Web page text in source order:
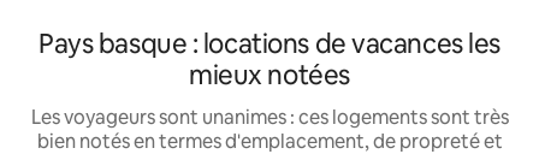
Pays basque : locations de vacances les
mieux notées
Les voyageurs sont unanimes : ces logements sont très
bien notés en termes d'emplacement, de propreté et